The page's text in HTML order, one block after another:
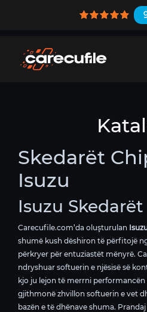
Skedarët
Isuzu
Isuzu
Carecufile.com’da oluşturulan
shumë kush dëshiron të përfitojë
përkryer për entuziastët mënyrë.
ndryshuar softuerin e njësisë së
kjo ju lejon të merrni
gjithmonë zhvillon softuerin e vet
bazën e të dhënave shuma.